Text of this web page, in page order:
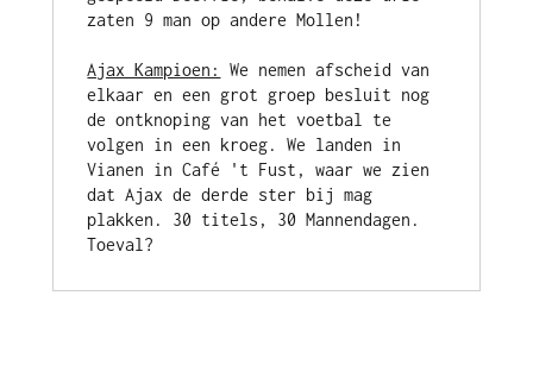
Ajax Kampioen:
We nemen afscheid van
elkaar en een grot groep besluit nog
de ontknoping van het voetbal te
volgen in een kroeg. We landen in
Vianen in Café 't Fust, waar we zien
dat Ajax de derde ster bij mag
plakken. 30 titels, 30 Mannendagen.
Toeval?